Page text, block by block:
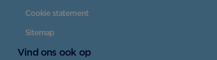
Cookie statement
Sitemap
Vind ons ook op